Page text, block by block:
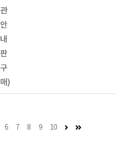
관
안
내
판
구
매)
6 7 8 9 10 다음 페이지마지막 페이